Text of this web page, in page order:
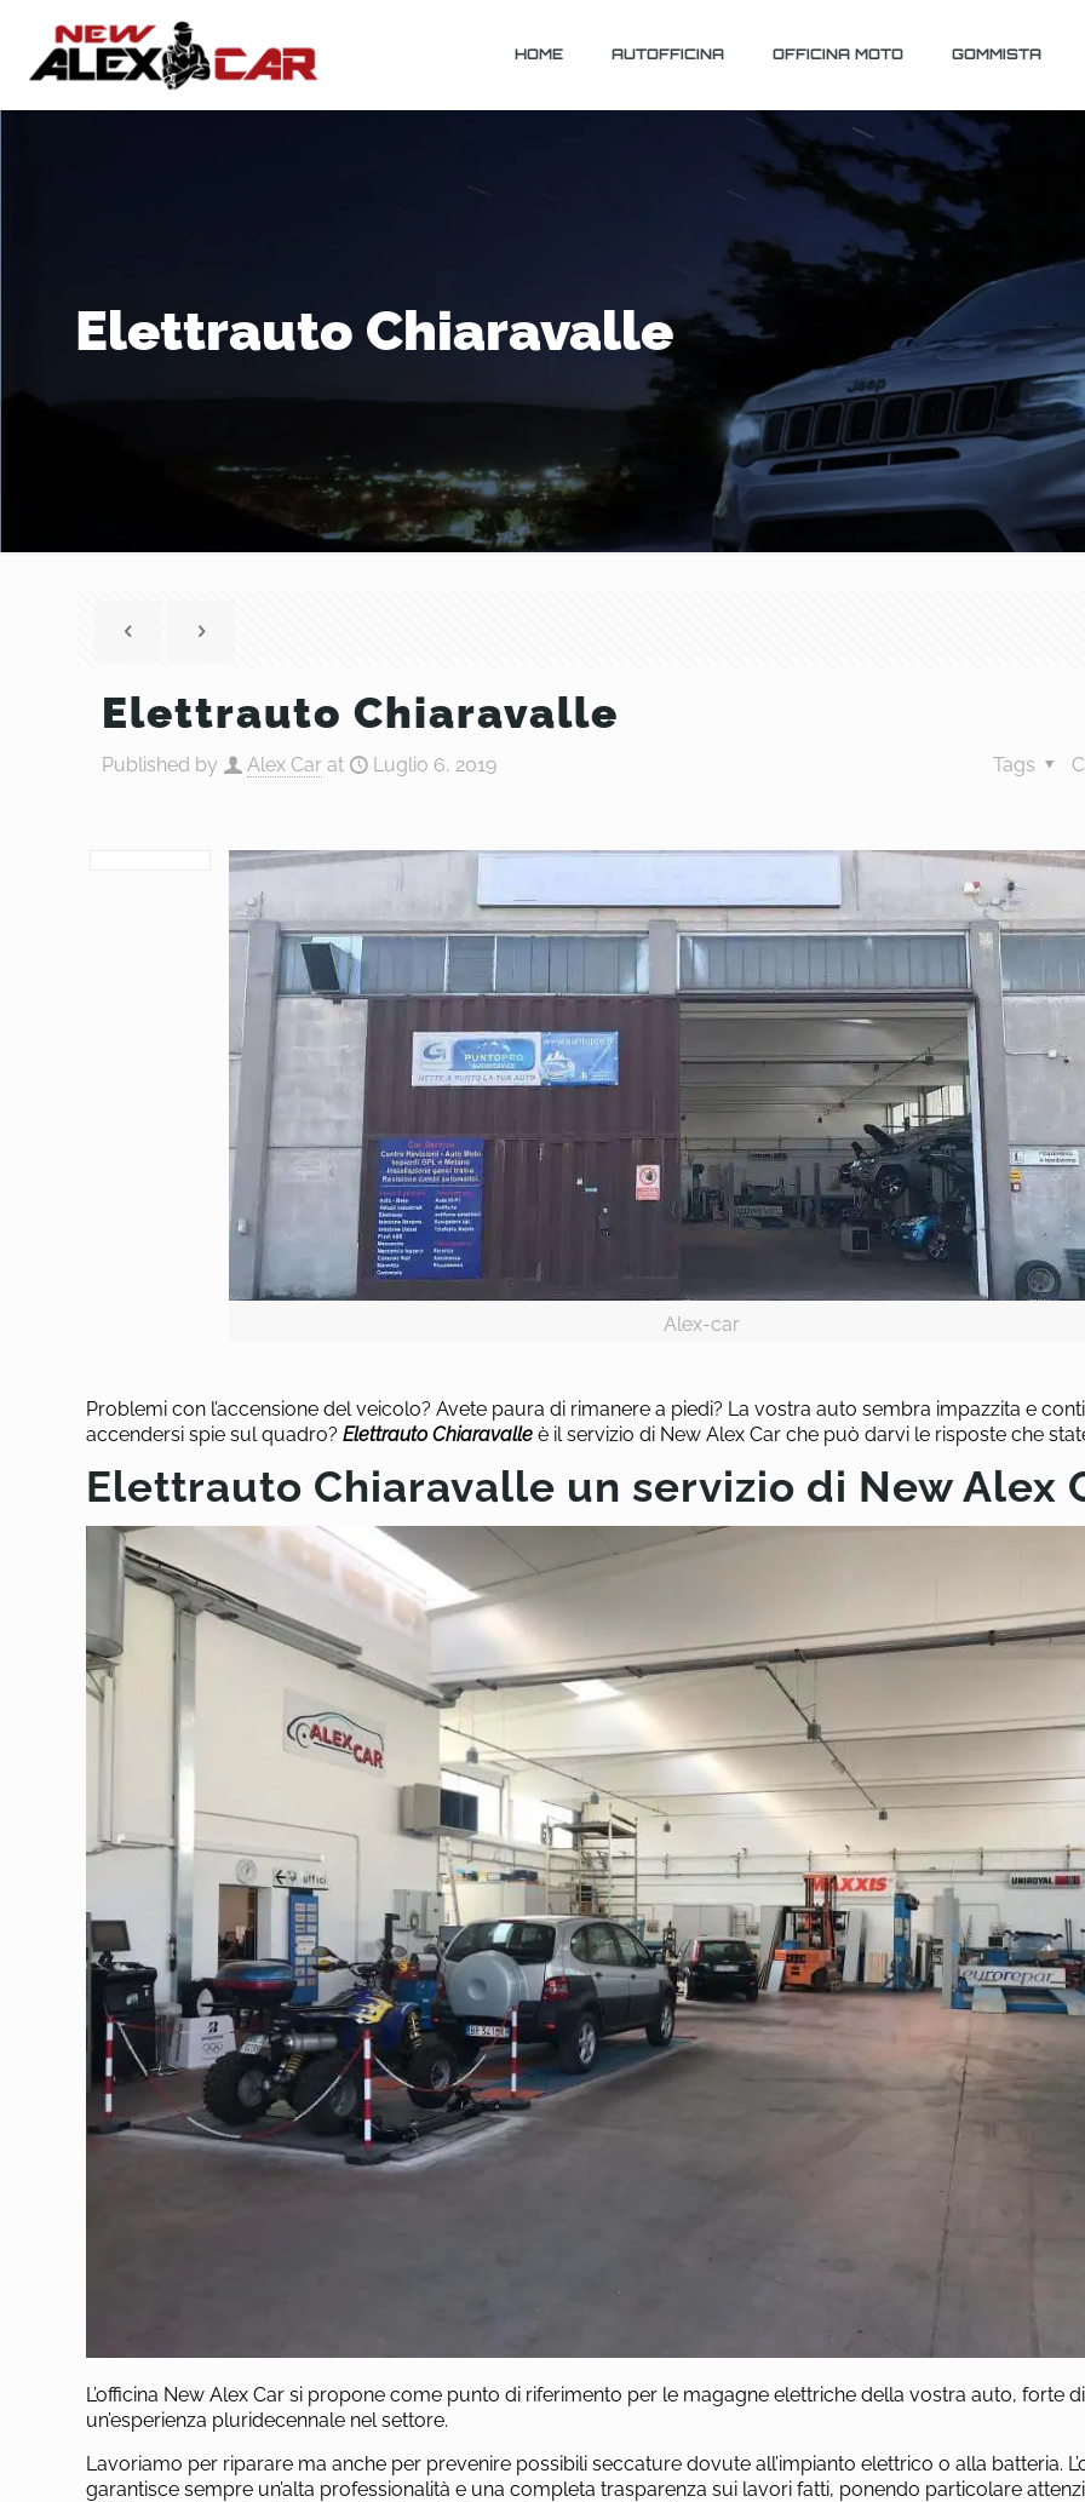
HOME AUTOFFICINA OFFICINA MOTO GOMMISTA
Elettrauto Chiaravalle
Elettrauto Chiaravalle
Published by Alex Car at Luglio 6, 2019 Tags
Alex-car
Problemi con l’accensione del veicolo? Avete paura di rimanere a piedi? La vostra auto sembra impazzita e
accendersi spie sul quadro?Elettrauto Chiaravalleè il servizio di New Alex Car che può darvi le risposte che
Elettrauto Chiaravalle un servizio di New Alex
L’officina New Alex Car si propone come punto di riferimento per le magagne elettriche della vostra auto, forte di
un’esperienza pluridecennale nel settore.
Lavoriamo per riparare ma anche per prevenire possibili seccature dovute all’impianto elettrico o alla batteria.
garantisce sempre un’alta professionalità e una completa trasparenza sui lavori fatti, ponendo particolare